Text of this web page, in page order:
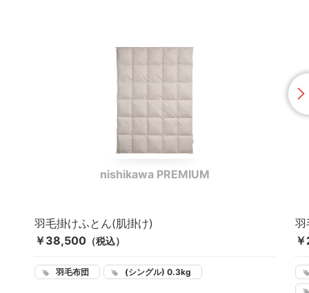
nishikawa PREMIUM
羽毛掛けふとん(肌掛け)
￥38,500 （税込）
羽毛布団 (シングル) 0.3kg
羽